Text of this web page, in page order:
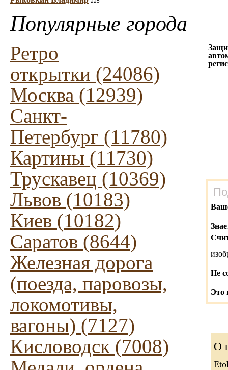
Популярные города
Ретро
открытки (24086)
Москва (12939)
Санкт-
Петербург (11780)
Картины (11730)
Трускавец (10369)
Львов (10183)
Киев (10182)
Саратов (8644)
Железная дорога
(поезда, паровозы,
локомотивы,
вагоны) (7127)
Кисловодск (7008)
Не
Это
О
Eto